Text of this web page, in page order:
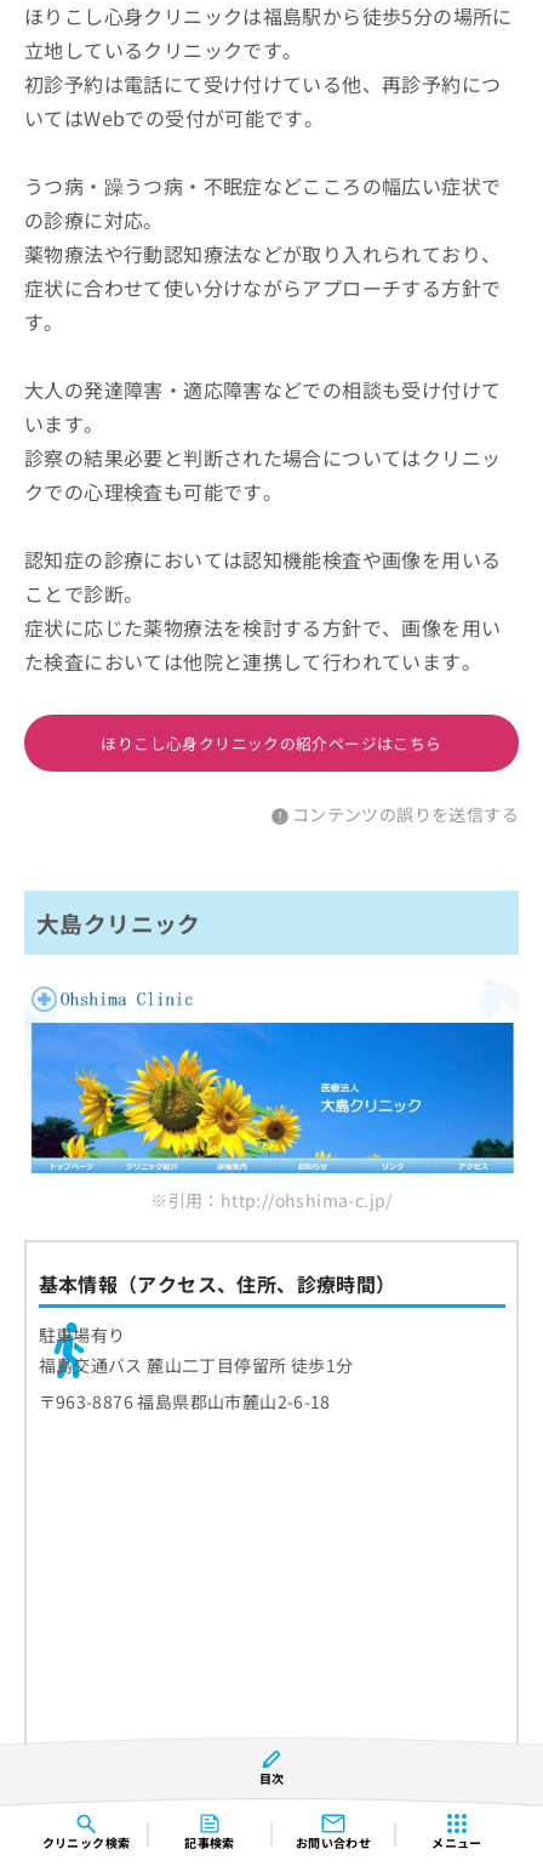
クリニック検索 記事検索 お問い合わせ メニュー
ほりこし心身クリニックは福島駅から徒歩5分の場所に
立地しているクリニックです。
初診予約は電話にて受け付けている他、再診予約につ
いてはWebでの受付が可能です。
うつ病・躁うつ病・不眠症などこころの幅広い症状で
の診療に対応。
薬物療法や行動認知療法などが取り入れられており、
症状に合わせて使い分けながらアプローチする方針で
す。
大人の発達障害・適応障害などでの相談も受け付けて
います。
診察の結果必要と判断された場合についてはクリニッ
クでの心理検査も可能です。
認知症の診療においては認知機能検査や画像を用いる
ことで診断。
症状に応じた薬物療法を検討する方針で、画像を用い
た検査においては他院と連携して行われています。
ほりこし心身クリニックの紹介ページはこちら
コンテンツの誤りを送信する
大島クリニック
※引用：http://ohshima-c.jp/
基本情報（アクセス、住所、診療時間）
駐車場有り
福島交通バス 麓山二丁目停留所 徒歩1分
〒963-8876 福島県郡山市麓山2-6-18
診療時間 月 火 水 木 金 土
9:00〜12:00
● ● 休 ● 休
目次